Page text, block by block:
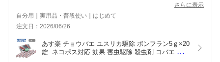
量が多いのが欲しいけど値段が高いためもう少し安いと助か
ります。
物は満足です☆
さらに表示
自分用｜実用品・普段使い｜はじめて
注文日：2026/06/26
あす楽 チョウバエ ユスリカ駆除 ボンフラン5ｇ×20
錠  ネコポス対応 効果 害虫駆除 殺虫剤 コバエ 幼虫